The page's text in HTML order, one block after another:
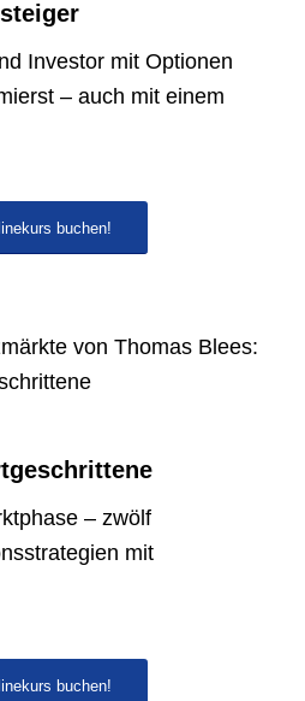
Investor mit Optionen
– auch mit einem
buchen!
– zwölf
mit
buchen!